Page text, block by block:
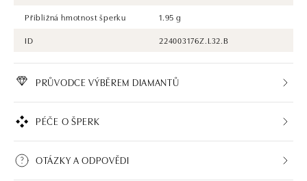
Přibližná hmotnost šperku
1.95 g
ID
224003176Z.L32.B
PRŮVODCE VÝBĚREM DIAMANTŮ
PÉČE O ŠPERK
OTÁZKY A ODPOVĚDI